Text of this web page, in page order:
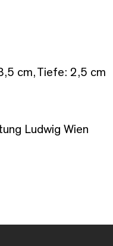
cm, Tiefe: 2,5 cm
Ludwig Wien